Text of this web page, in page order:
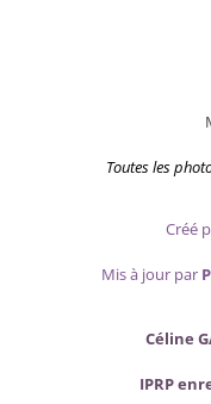
Toutes les
Créé
Misà jour par
Céline
IPRP